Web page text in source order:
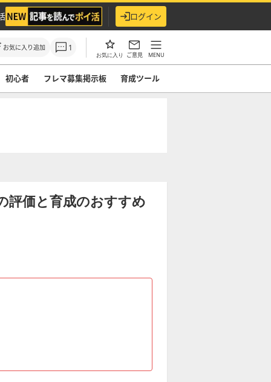
ログイン
お気に入り追加 1
お気に入り ご意見 MENU
初心者 フレマ募集掲示板 育成ツール
評価と育成のおすすめ